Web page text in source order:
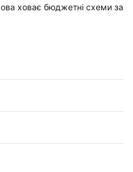
ховає бюджетні схеми за